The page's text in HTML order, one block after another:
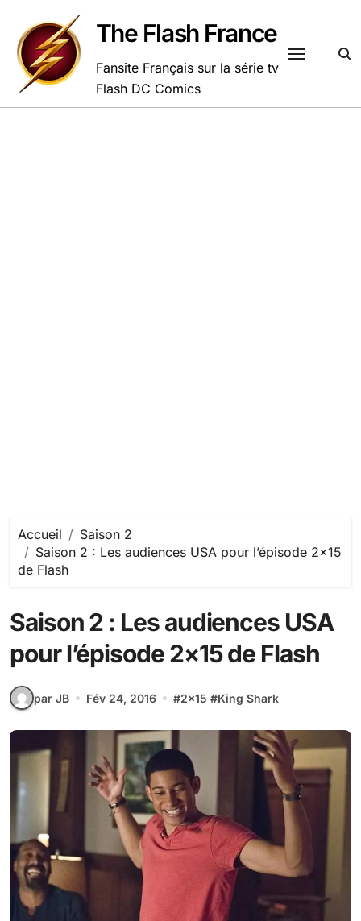
contenu
The Flash France
Fansite Français sur la série tv
Flash DC Comics
Accueil
Saison 2
Saison 2 : Les audiences USA pour l’épisode 2×15
de Flash
Saison 2 : Les audiences USA
pour l’épisode 2×15 de Flash
par JB Fév 24, 2016 #2x15 #King Shark